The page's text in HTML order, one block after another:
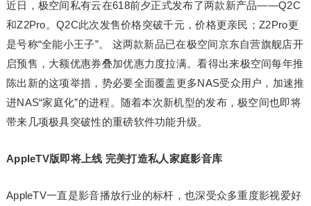
近日，极空间私有云在618前夕正式发布了两款新产品——Q2C
和Z2Pro。Q2C此次发售价格突破千元，价格更亲民；Z2Pro更
是号称“全能小王子”。 这两款新品已在极空间京东自营旗舰店开
启预售，大额优惠券叠加优惠力度拉满。看得出来极空间每年推
陈出新的这项举措，势必要全面覆盖更多NAS受众用户，加速推
进NAS“家庭化”的进程。随着本次新机型的发布，极空间也即将
带来几项极具突破性的重磅软件功能升级。
AppleTV版即将上线 完美打造私人家庭影音库
AppleTV一直是影音播放行业的标杆，也深受众多重度影视爱好